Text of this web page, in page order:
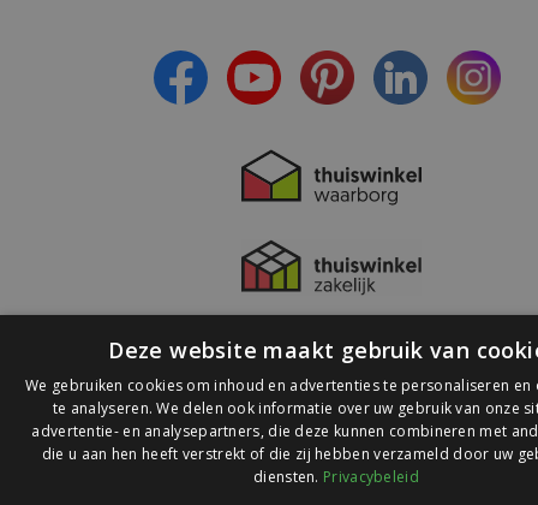
© 2026 Ledlichtdiscounter.nl
Deze website maakt gebruik van
We gebruiken cookies om inhoud en advertenties te personaliseren en
te analyseren. We delen ook informatie over uw gebruik van onze
advertentie- en analysepartners, die deze kunnen combineren met
die u aan hen heeft verstrekt of die zij hebben verzameld door uw
diensten. Privacybeleid